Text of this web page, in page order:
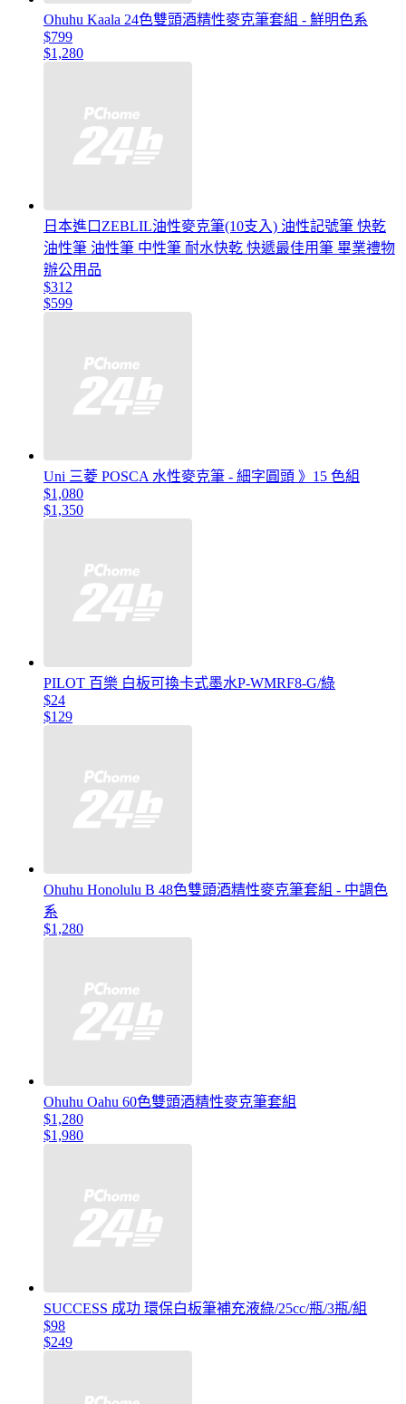
Ohuhu Kaala 24色雙頭酒精性麥克筆套組 - 鮮明色系
$799
$1,280
日本進口ZEBLIL油性麥克筆(10支入) 油性記號筆 快乾
油性筆 油性筆 中性筆 耐水快乾 快遞最佳用筆 畢業禮物
辦公用品
$312
$599
Uni 三菱 POSCA 水性麥克筆 - 細字圓頭 》15 色組
$1,080
$1,350
PILOT 百樂 白板可換卡式墨水P-WMRF8-G/綠
$24
$129
Ohuhu Honolulu B 48色雙頭酒精性麥克筆套組 - 中調色
系
$1,280
Ohuhu Oahu 60色雙頭酒精性麥克筆套組
$1,280
$1,980
SUCCESS 成功 環保白板筆補充液綠/25cc/瓶/3瓶/組
$98
$249